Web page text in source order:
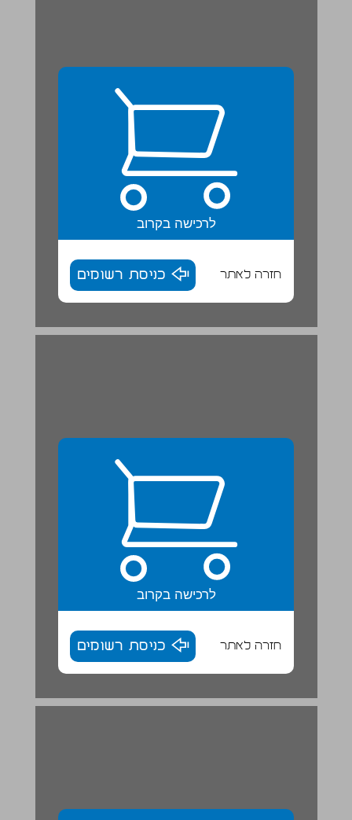
לרכישה בקרוב
חזרה לאתר כניסת רשומים
לרכישה בקרוב
חזרה לאתר כניסת רשומים